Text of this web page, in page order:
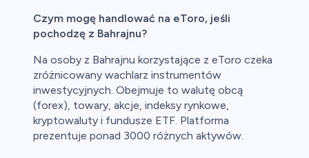
Czym mogę handlować na eToro, jeśli
pochodzę z Bahrajnu?
Na osoby z Bahrajnu korzystające z eToro czeka
zróżnicowany wachlarz instrumentów
inwestycyjnych. Obejmuje to walutę obcą
(forex), towary, akcje, indeksy rynkowe,
kryptowaluty i fundusze ETF. Platforma
prezentuje ponad 3000 różnych aktywów.